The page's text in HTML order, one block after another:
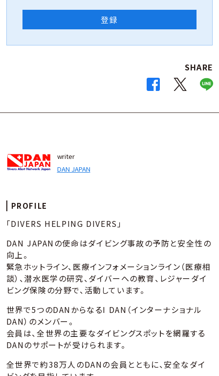
登録
SHARE
writer
DAN JAPAN
PROFILE
「DIVERS HELPING DIVERS」
DAN JAPANの使命はダイビング事故の予防と安全性の
向上。
緊急ホットライン、医療インフォメーションライン（医療相
談）、潜水医学の研究、ダイバーへの教育、レジャーダイ
ビング保険の分野で、活動しています。
世界で5つのDANからなるI DAN（インターナショナル
DAN）のメンバー。
会員は、全世界の主要なダイビングスポットを網羅する
DANのサポートが受けられます。
全世界で約38万人のDANの会員とともに、安全なダイ